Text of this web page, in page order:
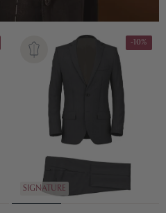
SIGNATURE
-10%